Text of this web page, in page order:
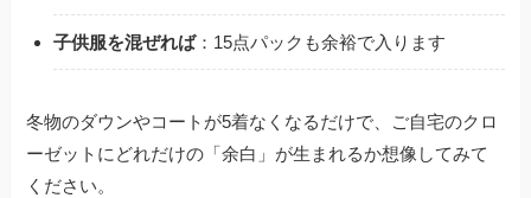
子供服を混ぜれば：15点パックも余裕で入ります
冬物のダウンやコートが5着なくなるだけで、ご自宅のクロ
ーゼットにどれだけの「余白」が生まれるか想像してみて
ください。